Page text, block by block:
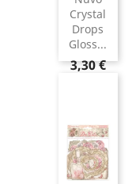
Crystal
Drops
Gloss...
3,30 €